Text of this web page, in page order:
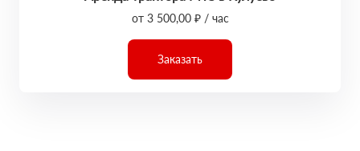
от 3 500,00 ₽ / час
Заказать